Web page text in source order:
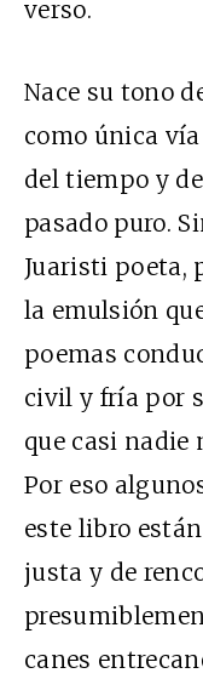
verso.
Nace su tono
como única
del tiempo y
pasado puro.
Juaristi poeta,
la emulsión
poemas
civil y fría por
que casi nadie
Por eso
este libro
justa y de
canes